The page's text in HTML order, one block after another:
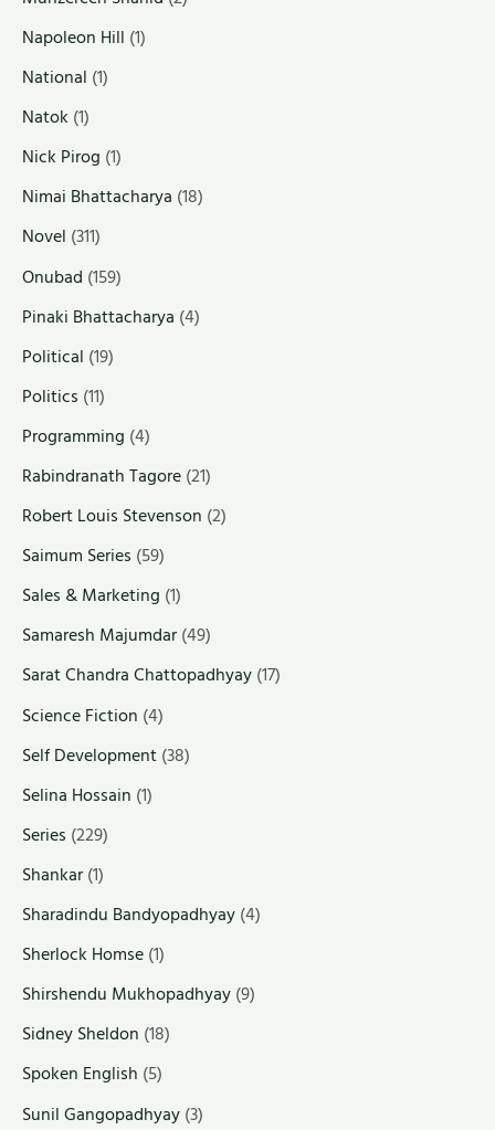
Napoleon Hill (1)
National (1)
Natok (1)
Nick Pirog (1)
Nimai Bhattacharya (18)
Novel (311)
Onubad (159)
Pinaki Bhattacharya (4)
Political (19)
Politics (11)
Programming (4)
Rabindranath Tagore(21)
Robert Louis Stevenson (2)
Saimum Series (59)
Sales & Marketing (1)
Samaresh Majumdar(49)
Sarat Chandra Chattopadhyay(17)
Science Fiction (4)
Self Development(38)
Selina Hossain (1)
Series (229)
Shankar(1)
Sharadindu Bandyopadhyay(4)
Sherlock Homse(1)
Shirshendu Mukhopadhyay(9)
Sidney Sheldon (18)
Spoken English (5)
Sunil Gangopadhyay(3)